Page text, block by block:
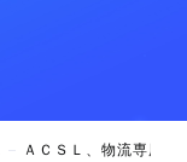
ＡＣＳＬ、物流専用ド